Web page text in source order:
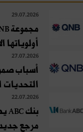
29.07.2026
أولوياتها
27.07.2026
أسباب
التحديات
22.07.2026
مرجع